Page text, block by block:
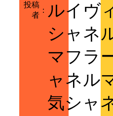
投稿
者
： ルイヴ
シャネ
マフラ
ャネル
気シャ